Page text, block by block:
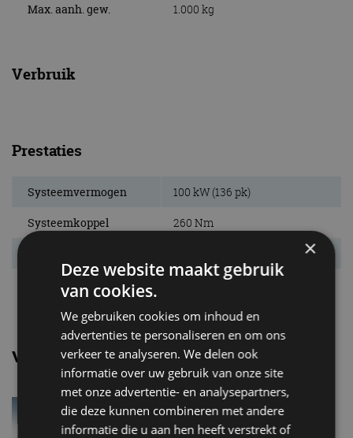
Max. aanh. gew. 1.000 kg
Verbruik
Prestaties
Systeemvermogen 100 kW (136 pk)
Systeemkoppel 260 Nm
Topsnelheid
Vergelijkbare uitvoeringen
Citroen SpacetourerBlueHDi 100
×
Deze website maakt gebruik
van cookies.
We gebruiken cookies om inhoud en
advertenties te personaliseren en om ons
verkeer te analyseren. We delen ook
informatie over uw gebruik van onze site
met onze advertentie- en analysepartners,
die deze kunnen combineren met andere
informatie die u aan hen heeft verstrekt of